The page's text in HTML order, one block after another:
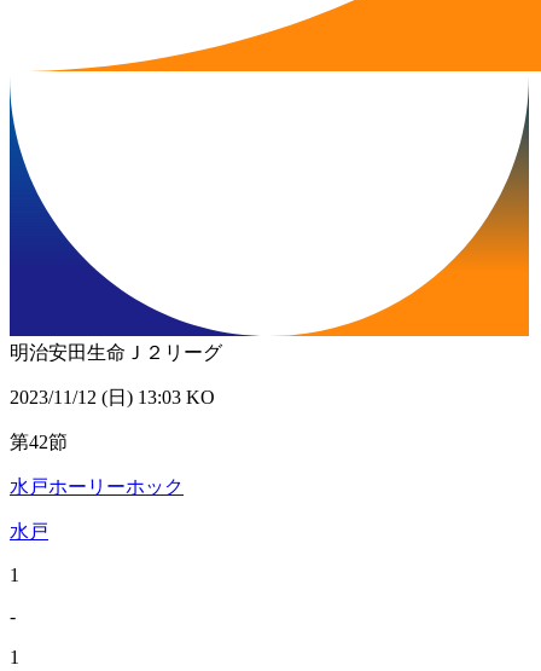
明治安田生命Ｊ２リーグ
2023/11/12 (日) 13:03 KO
第42節
水戸ホーリーホック
水戸
1
-
1